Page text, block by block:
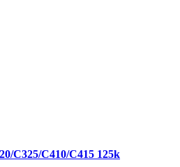
C325/C410/C415 125k